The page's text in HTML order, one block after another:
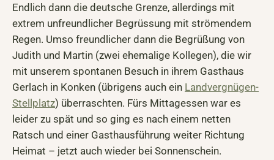
Endlich dann die deutsche Grenze, allerdings mit
extrem unfreundlicher Begrüssung mit strömendem
Regen. Umso freundlicher dann die Begrüßung von
Judith und Martin (zwei ehemalige Kollegen), die wir
mit unserem spontanen Besuch in ihrem Gasthaus
Gerlach in Konken (übrigens auch ein Landvergnügen-
Stellplatz) überraschten. Fürs Mittagessen war es
leider zu spät und so ging es nach einem netten
Ratsch und einer Gasthausführung weiter Richtung
Heimat – jetzt auch wieder bei Sonnenschein.